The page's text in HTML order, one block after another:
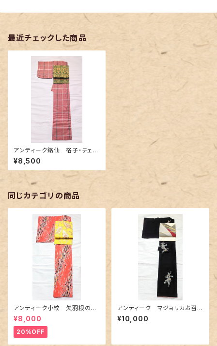
最近チェックした商品
アンティーク銘仙 格子・チェッ
ク柄
¥8,500
同じカテゴリの商品
アンティーク小紋 矢羽根の地
紋に短冊柄 裄６６cm
¥8,000
20%OFF
アンティーク マジョリカお召
美しい花柄
¥10,000